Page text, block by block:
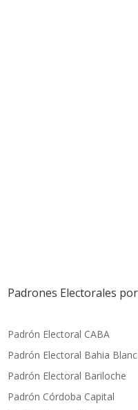
Padrones Electorales
Padrón Electoral CABA
Padrón Electoral Bahia
Padrón Electoral Bariloche
Padrón Córdoba Capital